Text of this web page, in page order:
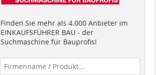
Finden Sie mehr als 4.000 Anbieter im
EINKAUFSFÜHRER BAU - der
Suchmaschine für Bauprofis!